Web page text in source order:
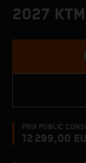
2027
PRIX PUBLIC
12 299,00